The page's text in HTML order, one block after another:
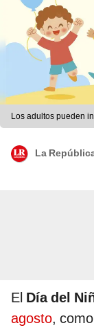
Los adultos pueden
La
El Día del
agosto,